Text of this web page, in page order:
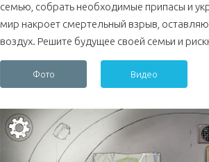
семью, собрать необходимые припасы и
мир накроет смертельный взрыв,
воздух. Решите будущее своей семьи и
Фото Видео